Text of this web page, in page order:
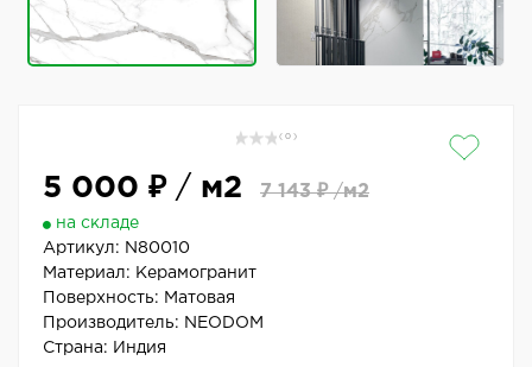
( 0 )
5 000 ₽/ м2 7 143 ₽/м2
на складе
Артикул: N80010
Материал: Керамогранит
Поверхность: Матовая
Производитель: NEODOM
Страна: Индия